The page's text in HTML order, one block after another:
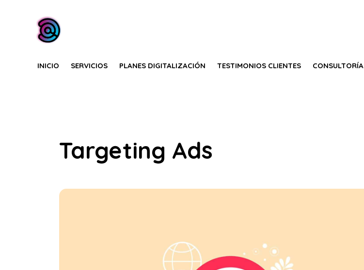
INICIO SERVICIOS PLANES DIGITALIZACIÓN TESTIMONIOS CLIENTES CONSULTORÍA
Targeting Ads